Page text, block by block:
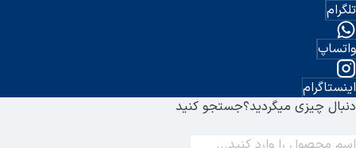
تلگرام
واتساپ
اینستاگرام
دنبال چیزی میگردید؟جستجو کنید